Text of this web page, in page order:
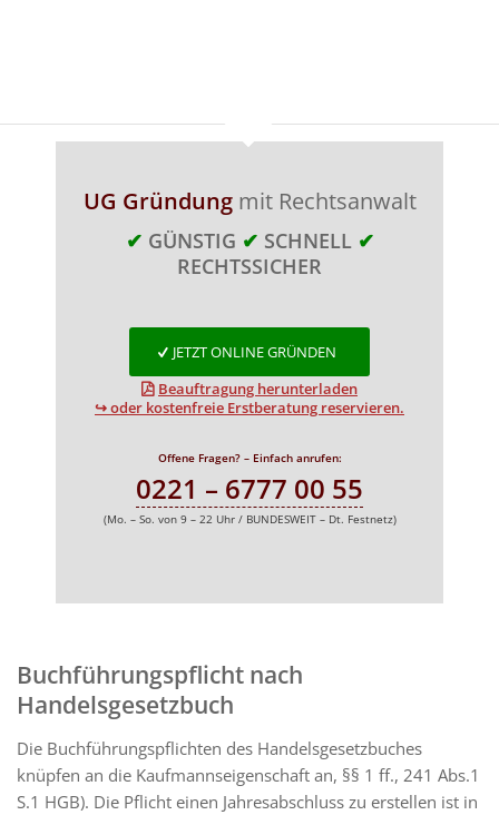
UG Gründungmit Rechtsanwalt
✔ GÜNSTIG ✔ SCHNELL ✔
RECHTSSICHER
JETZT ONLINE GRÜNDEN
Beauftragung herunterladen
↪ oder kostenfreie Erstberatung reservieren.
Offene Fragen? – Einfach anrufen:
0221 – 6777 00 55
(Mo. – So. von 9 – 22 Uhr / BUNDESWEIT – Dt. Festnetz)
Buchführungspflicht nach
Handelsgesetzbuch
Die Buchführungspflichten des Handelsgesetzbuches
knüpfen an die Kaufmannseigenschaft an, §§ 1 ff., 241 Abs.1
S.1 HGB). Die Pflicht einen Jahresabschluss zu erstellen ist in